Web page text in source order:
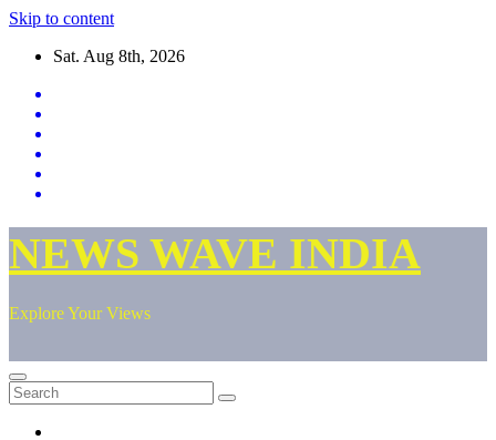
Skip to content
Sat. Aug 8th, 2026
NEWS WAVE INDIA
Explore Your Views